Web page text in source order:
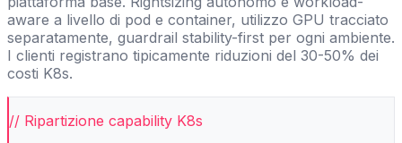
aware a livello di pod e container, utilizzo GPU tracciato
separatamente, guardrail stability-first per ogni ambiente.
I clienti registrano tipicamente riduzioni del 30-50% dei
costi K8s.
// Ripartizione capability K8s